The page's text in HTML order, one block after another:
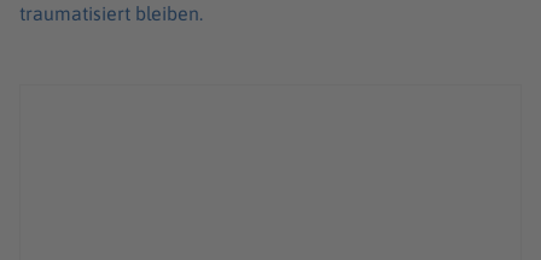
traumatisiert bleiben.